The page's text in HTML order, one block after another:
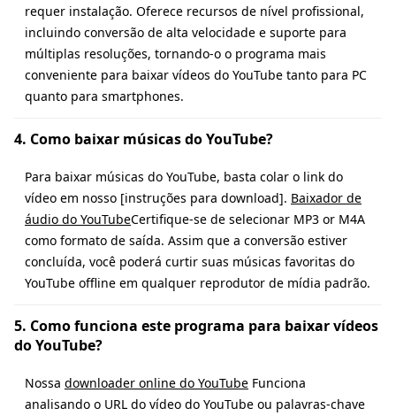
requer instalação. Oferece recursos de nível profissional,
incluindo conversão de alta velocidade e suporte para
múltiplas resoluções, tornando-o o programa mais
conveniente para baixar vídeos do YouTube tanto para PC
quanto para smartphones.
4. Como baixar músicas do YouTube?
Para baixar músicas do YouTube, basta colar o link do
vídeo em nosso [instruções para download]. Baixador de
áudio do YouTubeCertifique-se de selecionar MP3 or M4A
como formato de saída. Assim que a conversão estiver
concluída, você poderá curtir suas músicas favoritas do
YouTube offline em qualquer reprodutor de mídia padrão.
5. Como funciona este programa para baixar vídeos
do YouTube?
Nossa downloader online do YouTube Funciona
analisando o URL do vídeo do YouTube ou palavras-chave